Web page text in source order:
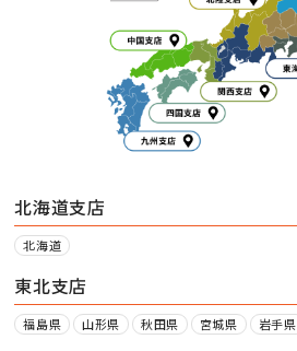
北海道支店
北海道
東北支店
福島県 山形県 秋田県 宮城県 岩手県